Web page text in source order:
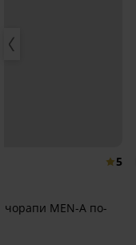
5
чорапи MEN-A по-